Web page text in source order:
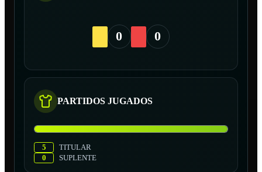
0 0
PARTIDOS JUGADOS
5
TITULAR
0
SUPLENTE